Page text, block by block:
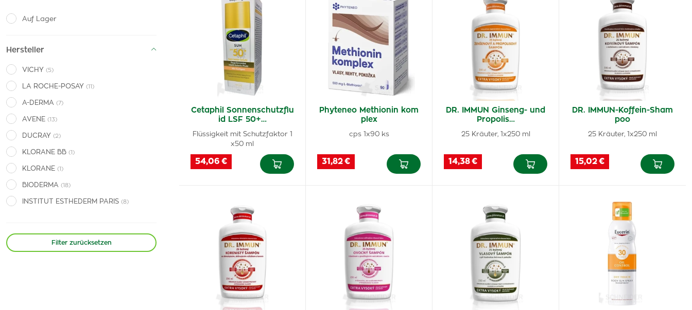
Auf Lager
Hersteller
VICHY (5)
LA ROCHE-POSAY (11)
A-DERMA (7)
AVENE (13)
DUCRAY (2)
KLORANE BB (1)
KLORANE (1)
BIODERMA (18)
INSTITUT ESTHEDERM PARIS (8)
RENÉ FURTERER(1)
WALMARK(2)
Filter zurücksetzen
Cetaphil Sonnenschutzflu
id LSF 50+…
Flüssigkeit mit Schutzfaktor 1
x50 ml
54,06 €
Phyteneo Methionin kom
plex
cps 1x90 ks
31,82 €
DR. IMMUN Ginseng- und
Propolis…
25 Kräuter, 1x250 ml
14,38 €
DR. IMMUN-Koffein-Sham
poo
25 Kräuter, 1x250 ml
15,02 €